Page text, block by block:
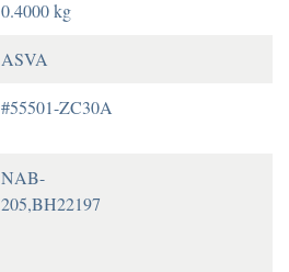
0.4000 kg
ASVA
#55501-ZC30A
NAB-
205,BH22197